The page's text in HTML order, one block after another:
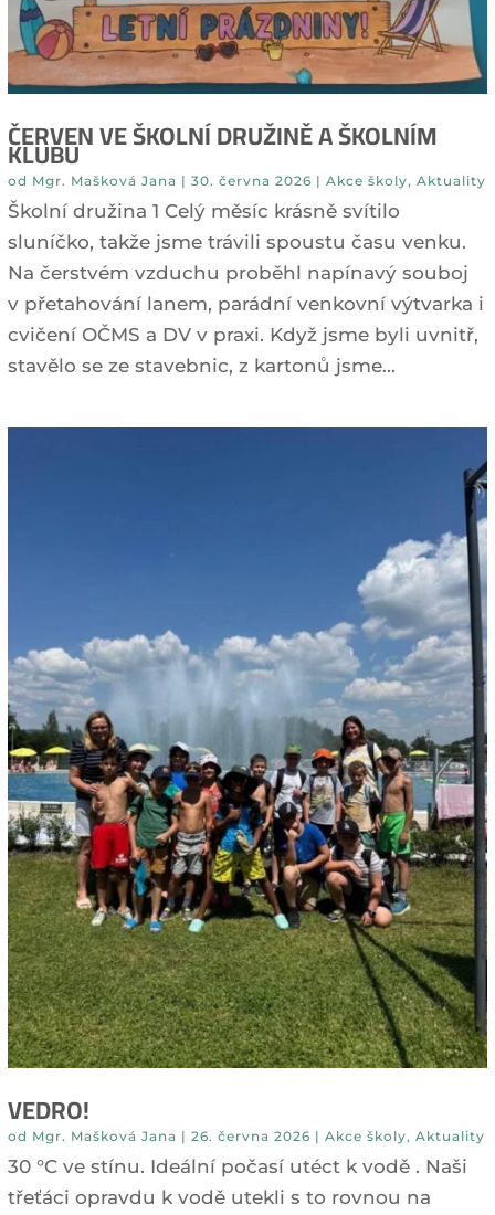
ČERVEN VE ŠKOLNÍ DRUŽINĚ A ŠKOLNÍM
KLUBU
od Mgr. Mašková Jana | 30. června 2026 | Akce školy, Aktuality
Školní družina 1 Celý měsíc krásně svítilo
sluníčko, takže jsme trávili spoustu času venku.
Na čerstvém vzduchu proběhl napínavý souboj
v přetahování lanem, parádní venkovní výtvarka i
cvičení OČMS a DV v praxi. Když jsme byli uvnitř,
stavělo se ze stavebnic, z kartonů jsme...
VEDRO!
od Mgr. Mašková Jana | 26. června 2026 | Akce školy, Aktuality
30 °C ve stínu. Ideální počasí utéct k vodě . Naši
třeťáci opravdu k vodě utekli s to rovnou na